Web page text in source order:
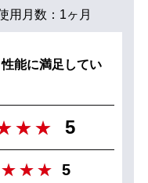
用月数： 1ヶ月
能に満足してい
5
5